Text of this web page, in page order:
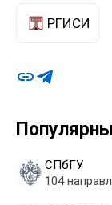
СПбГУ
104
РГИСИ